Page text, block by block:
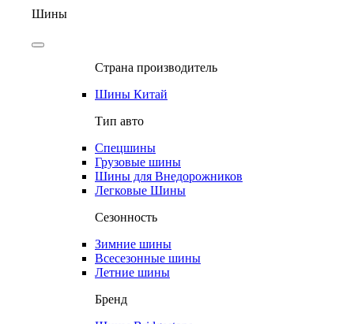
Шины
Страна производитель
Шины Китай
Тип авто
Спецшины
Грузовые шины
Шины для Внедорожников
Легковые Шины
Сезонность
Зимние шины
Всесезонные шины
Летние шины
Бренд